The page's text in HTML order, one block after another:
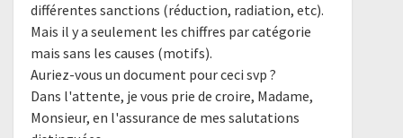
différentes sanctions (réduction, radiation, etc).
Mais il y a seulement les chiffres par catégorie
mais sans les causes (motifs).
Auriez-vous un document pour ceci svp ?
Dans l'attente, je vous prie de croire, Madame,
Monsieur, en l'assurance de mes salutations